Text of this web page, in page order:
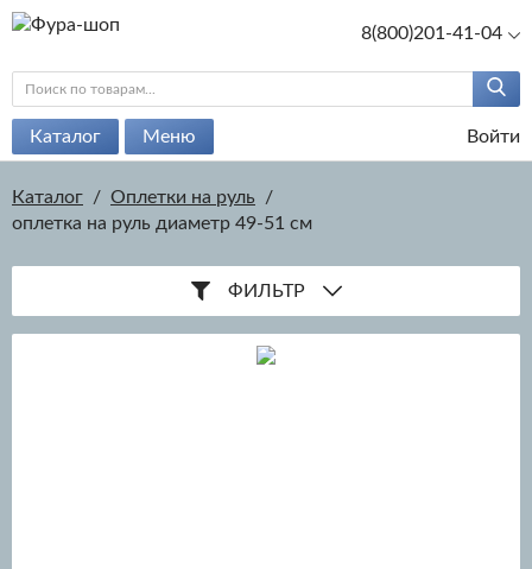
8(800)201-41-04
Каталог Меню Войти
Каталог / Оплетки на руль /
оплетка на руль диаметр 49-51 см
ФИЛЬТР